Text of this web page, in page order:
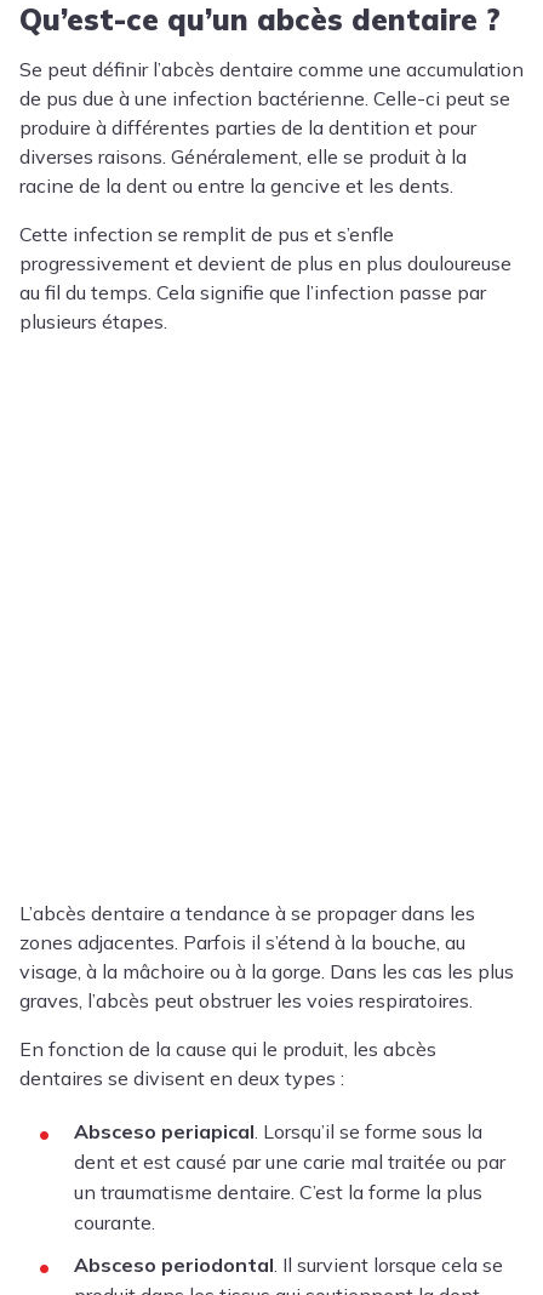
Qu’est-ce qu’un abcès dentaire ?
Se peut définir l’abcès dentaire comme une accumulation
de pus due à une infection bactérienne. Celle-ci peut se
produire à différentes parties de la dentition et pour
diverses raisons. Généralement, elle se produit à la
racine de la dent ou entre la gencive et les dents.
Cette infection se remplit de pus et s’enfle
progressivement et devient de plus en plus douloureuse
au fil du temps. Cela signifie que l’infection passe par
plusieurs étapes.
L’abcès dentaire a tendance à se propager dans les
zones adjacentes. Parfois il s’étend à la bouche, au
visage, à la mâchoire ou à la gorge. Dans les cas les plus
graves, l’abcès peut obstruer les voies respiratoires.
En fonction de la cause qui le produit, les abcès
dentaires se divisent en deux types :
Absceso periapical. Lorsqu’il se forme sous la
dent et est causé par une carie mal traitée ou par
un traumatisme dentaire. C’est la forme la plus
courante.
Absceso periodontal. Il survient lorsque cela se